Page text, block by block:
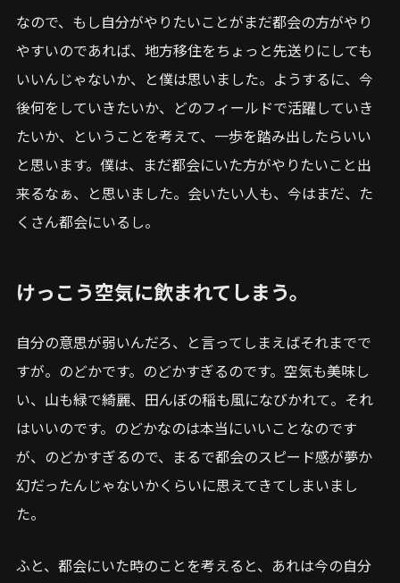
なので、もし自分がやりたいことがまだ都会の方がやり
やすいのであれば、地方移住をちょっと先送りにしても
いいんじゃないか、と僕は思いました。ようするに、今
後何をしていきたいか、どのフィールドで活躍していき
たいか、ということを考えて、一歩を踏み出したらいい
と思います。僕は、まだ都会にいた方がやりたいこと出
来るなぁ、と思いました。会いたい人も、今はまだ、た
くさん都会にいるし。
けっこう空気に飲まれてしまう。
自分の意思が弱いんだろ、と言ってしまえばそれまでで
すが。のどかです。のどかすぎるのです。空気も美味し
い、山も緑で綺麗、田んぼの稲も風になびかれて。それ
はいいのです。のどかなのは本当にいいことなのです
が、のどかすぎるので、まるで都会のスピード感が夢か
幻だったんじゃないかくらいに思えてきてしまいまし
た。
ふと、都会にいた時のことを考えると、あれは今の自分